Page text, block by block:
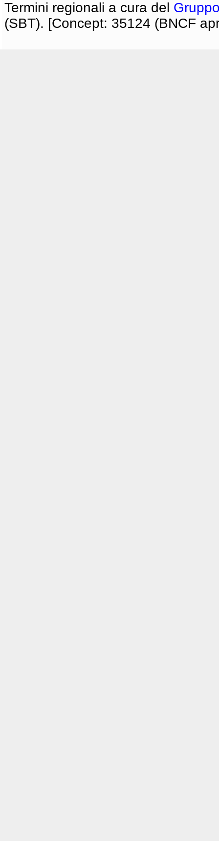
Termini regionali a cura del
(SBT). [Concept: 35124 (BNCF